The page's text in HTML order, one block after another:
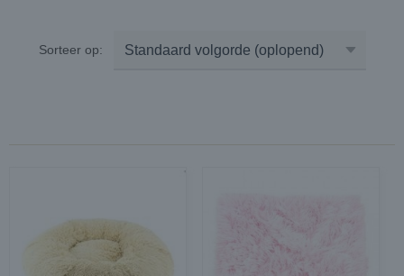
Sorteer op: